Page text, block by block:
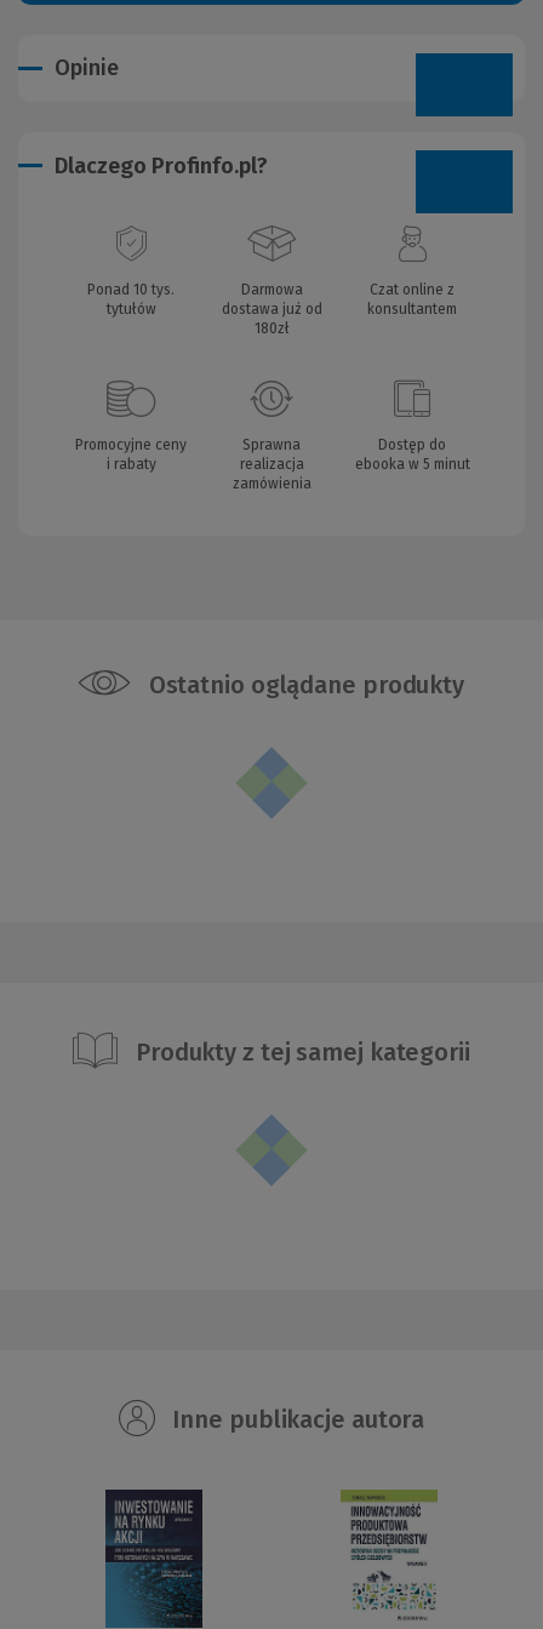
Opinie
Dlaczego Profinfo.pl?
Ponad 10 tys.
tytułów
Darmowa
dostawa już od
180zł
Czat online z
konsultantem
Promocyjne ceny
i rabaty
Sprawna
realizacja
zamówienia
Dostęp do
ebooka w 5 minut
Ostatnio oglądane produkty
Produkty z tej samej kategorii
Inne publikacje autora